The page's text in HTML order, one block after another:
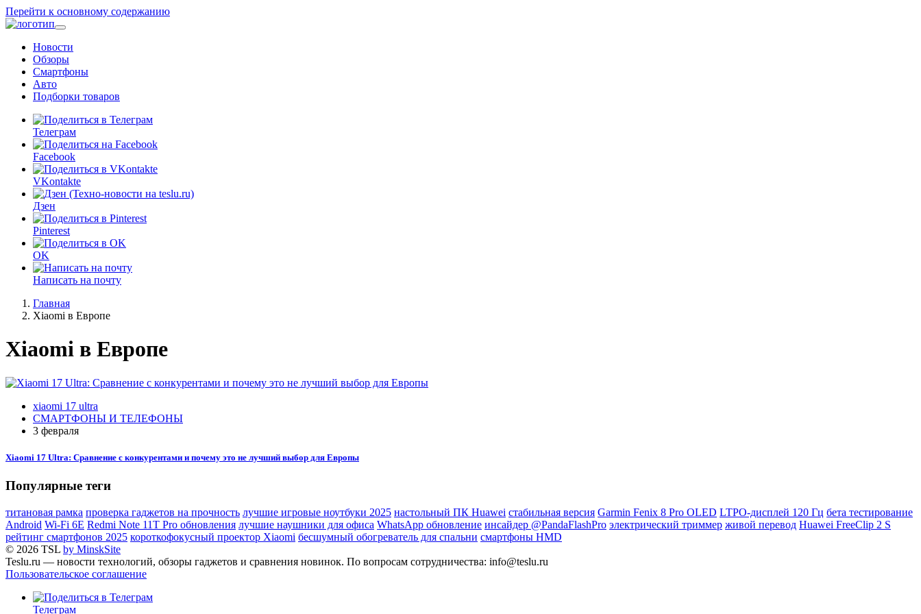
Перейти к основному содержанию
Новости
Обзоры
Смартфоны
Авто
Подборки товаров
Телеграм
Facebook
VKontakte
Дзен
Pinterest
OK
Написать на почту
Главная
Xiaomi в Европе
Xiaomi в Европе
xiaomi 17 ultra
СМАРТФОНЫ И ТЕЛЕФОНЫ
3 февраля
Xiaomi 17 Ultra: Сравнение с конкурентами и почему это не лучший выбор для Европы
Популярные теги
титановая рамка проверка гаджетов на прочность лучшие игровые ноутбуки 2025 настольный ПК Huawei стабильная версия Garmin Fenix 8 Pro OLED LTPO-дисплей 120 Гц бета тестирование
Android Wi-Fi 6E Redmi Note 11T Pro обновления лучшие наушники для офиса WhatsApp обновление инсайдер @PandaFlashPro электрический триммер живой перевод Huawei FreeClip 2 S
рейтинг смартфонов 2025 короткофокусный проектор Xiaomi бесшумный обогреватель для спальни смартфоны HMD
© 2026 TSL by MinskSite
Teslu.ru — новости технологий, обзоры гаджетов и сравнения новинок. По вопросам сотрудничества: info@teslu.ru
Пользовательское соглашение
Телеграм